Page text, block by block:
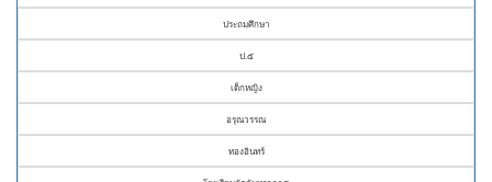
ประถมศึกษา
ป.๕
เด็กหญิง
อรุณวรรณ
ทองอินทร์